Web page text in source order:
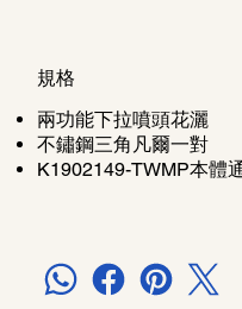
規格
兩功能下拉噴頭花灑
不鏽鋼三角凡爾一對
K1902149-TWMP本體